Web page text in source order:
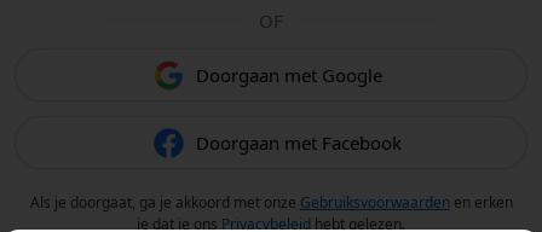
OF
Doorgaan met Google
Doorgaan met Facebook
Als je doorgaat, ga je akkoord met onze Gebruiksvoorwaarden en erken
je dat je ons Privacybeleid hebt gelezen.